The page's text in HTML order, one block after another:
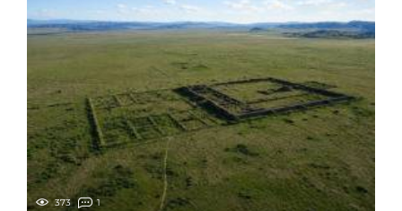
373 1